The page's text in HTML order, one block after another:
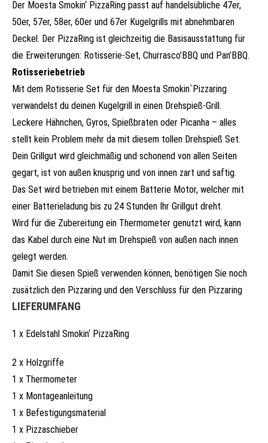
Der Moesta Smokin‘ PizzaRing passt auf handelsübliche 47er,
50er, 57er, 58er, 60er und 67er Kugelgrills mit abnehmbaren
Deckel. Der PizzaRing ist gleichzeitig die Basisausstattung für
die Erweiterungen: Rotisserie-Set, Churrasco’BBQ und Pan’BBQ.
Rotisseriebetrieb
Mit dem Rotisserie Set für den Moesta Smokin`Pizzaring
verwandelst du deinen Kugelgrill in einen Drehspieß-Grill.
Leckere Hähnchen, Gyros, Spießbraten oder Picanha – alles
stellt kein Problem mehr da mit diesem tollen Drehspieß Set.
Dein Grillgut wird gleichmäßig und schonend von allen Seiten
gegart, ist von außen knusprig und von innen zart und saftig.
Das Set wird betrieben mit einem Batterie Motor, welcher mit
einer Batterieladung bis zu 24 Stunden Ihr Grillgut dreht.
Wird für die Zubereitung ein Thermometer genutzt wird, kann
das Kabel durch eine Nut im Drehspieß von außen nach innen
gelegt werden.
Damit Sie diesen Spieß verwenden können, benötigen Sie noch
zusätzlich den Pizzaring und den Verschluss für den Pizzaring
LIEFERUMFANG
1 x Edelstahl Smokin‘ PizzaRing
2 x Holzgriffe
1 x Thermometer
1 x Montageanleitung
1 x Befestigungsmaterial
1 x Pizzaschieber